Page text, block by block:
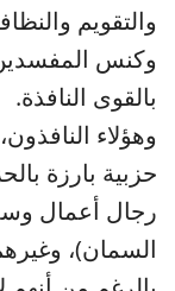
والتقويم
وكنس
بالقوى النافذة.
وهؤلاء
حزبية بارزة
رجال أعمال
السمان)،